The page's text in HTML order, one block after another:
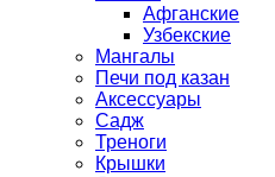
Афганские
Узбекские
Мангалы
Печи под казан
Аксессуары
Садж
Треноги
Крышки